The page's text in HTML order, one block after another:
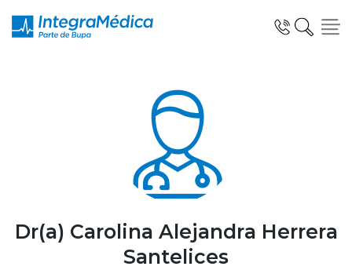
Especialidades y Servicios
Telemedicina Blua
Dr(a) Carolina Alejandra Herrera
Santelices